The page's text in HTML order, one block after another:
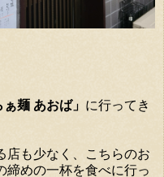
ぁ麺 あおば」 に行ってき
店も少なく、こちらのお
締めの一杯を食べに行っ